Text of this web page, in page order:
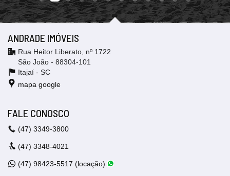
ANDRADE IMÓVEIS
Rua Heitor Liberato, nº 1722
São João - 88304-101
Itajaí - SC
mapa google
FALE CONOSCO
(47) 3349-3800
(47) 3348-4021
(47) 98423-5517 (locação)